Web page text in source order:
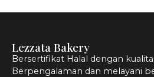
Lezzata Bakery
Bersertifikat Halal dengan
Berpengalaman dan melayani